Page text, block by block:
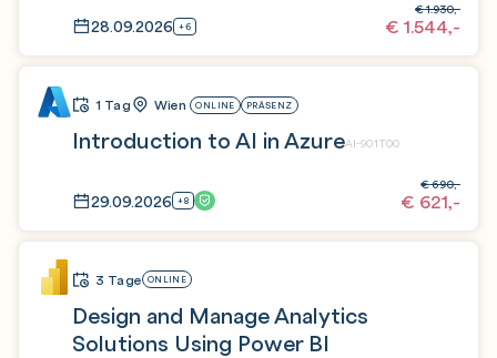
28.09.2026 +6 € 1.544,-
€1.930,-
1 Tag Wien ONLINE PRÄSENZ
Introduction to AI in AzureAI-901T00
29.09.2026 +8 € 621,-
€690,-
3 Tage ONLINE
Design and Manage Analytics
Solutions Using Power BI